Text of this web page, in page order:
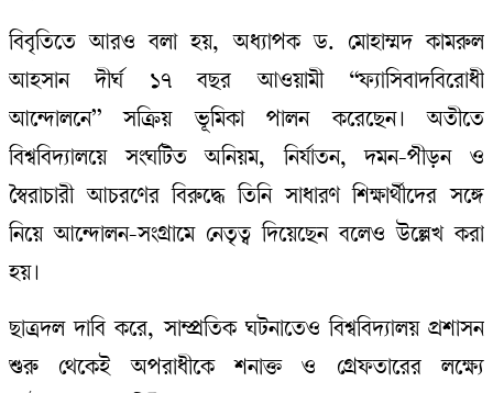
বিবৃতিতে আরও বলা হয়, অধ্যাপক ড. মোহাম্মদ কামরুল
আহসান দীর্ঘ ১৭ বছর আওয়ামী “ফ্যাসিবাদবিরোধী
আন্দোলনে” সক্রিয় ভূমিকা পালন করেছেন। অতীতে
বিশ্ববিদ্যালয়ে সংঘটিত অনিয়ম, নির্যাতন, দমন-পীড়ন ও
স্বৈরাচারী আচরণের বিরুদ্ধে তিনি সাধারণ শিক্ষার্থীদের সঙ্গে
নিয়ে আন্দোলন-সংগ্রামে নেতৃত্ব দিয়েছেন বলেও উল্লেখ করা
হয়।
ছাত্রদল দাবি করে, সাম্প্রতিক ঘটনাতেও বিশ্ববিদ্যালয় প্রশাসন
শুরু থেকেই অপরাধীকে শনাক্ত ও গ্রেফতারের লক্ষ্যে